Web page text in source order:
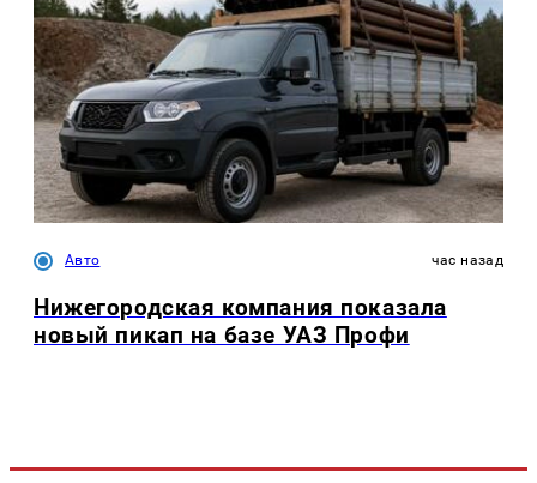
Авто час назад
Нижегородская компания показала
новый пикап на базе УАЗ Профи